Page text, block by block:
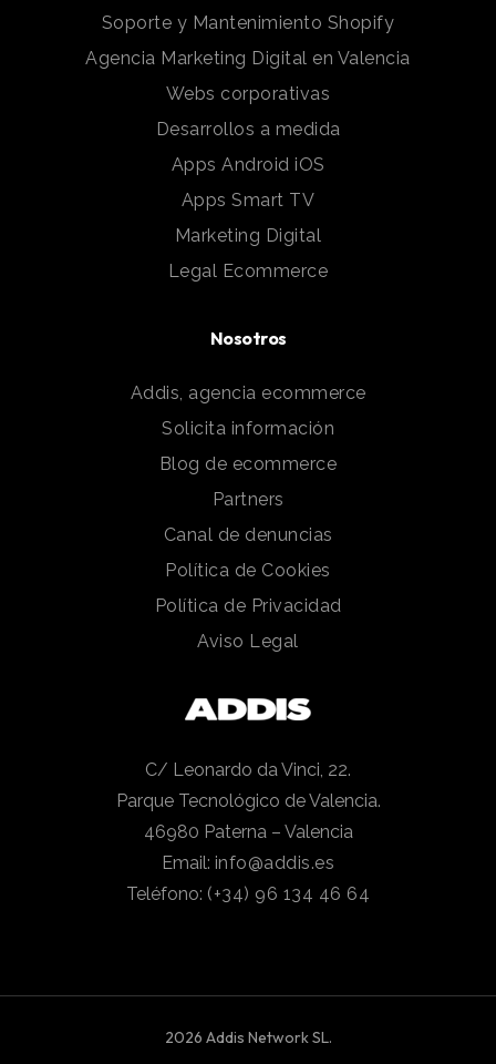
Soporte y Mantenimiento Shopify
Agencia Marketing Digital en Valencia
Webs corporativas
Desarrollos a medida
Apps Android iOS
Apps Smart TV
Marketing Digital
Legal Ecommerce
Nosotros
Addis, agencia ecommerce
Solicita información
Blog de ecommerce
Partners
Canal de denuncias
Política de Cookies
Política de Privacidad
Aviso Legal
C/ Leonardo da Vinci, 22.
Parque Tecnológico de Valencia.
46980 Paterna – Valencia
Email: info@addis.es
Teléfono: (+34) 96 134 46 64
2026 Addis Network SL.